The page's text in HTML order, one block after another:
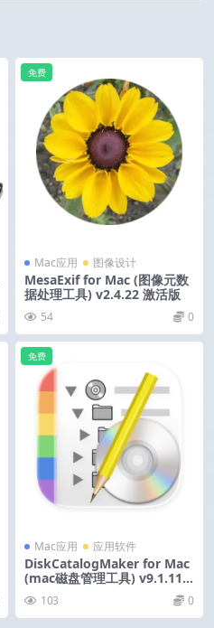
Mac应用 图像设计
MesaExif for Mac (图像元数
据处理工具) v2.4.22 激活版
免费
54 0
Mac应用 应用软件
DiskCatalogMaker for Mac
(mac磁盘管理工具) v9.1.11
激活版
免费
103 0